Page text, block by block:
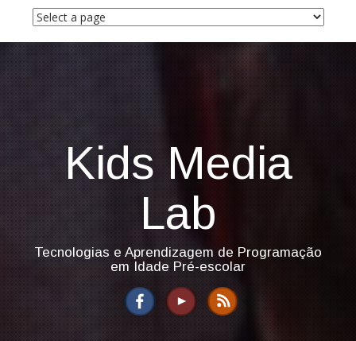
i
Kids Media
Lab
Tecnologias e Aprendizagem de Programação
em Idade Pré-escolar